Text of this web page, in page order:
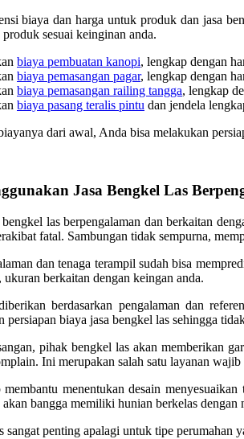
biaya dan harga untuk produk dan jasa
sesuai keinginan anda.
biaya pembuatan kanopi, lengkap dengan
biaya pemasangan pagar, lengkap dengan
biaya pemasangan railing tangga, lengkap
biaya pasang teralis pintu dan jendela
dari awal, Anda bisa melakukan
Jasa Bengkel Las
las berpengalaman dan berkaitan
fatal. Sambungan tidak sempurna,
dan tenaga terampil sudah bisa
ukuran berkaitan dengan keingan anda.
berdasarkan pengalaman dan
persiapan biaya jasa bengkel las sehingga
pihak bengkel las akan memberikan
Ini merupakan salah satu layanan
membantu menentukan desain
akan bangga memiliki hunian berkelas dengan
sangat penting apalagi untuk tipe